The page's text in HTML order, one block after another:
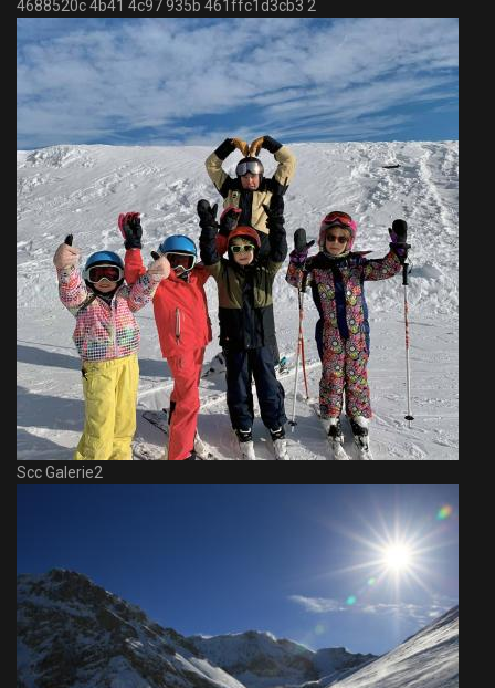
4688520c 4b41 4c97 935b 461ffc1d3cb3 2
Scc Galerie2